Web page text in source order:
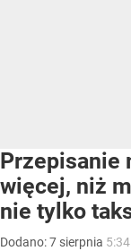
Przepisanie
więcej, niż
nie tylko
Dodano:7 sierpnia 5:34